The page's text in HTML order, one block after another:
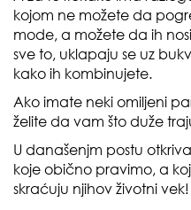
kojom ne možete da
mode, a možete da ih
sve to, uklapaju se uz
kako ih kombinujete.
Ako imate neki omiljeni
želite da vam što duže
U današenjm postu
koje obično pravimo, a
skraćuju njihov životni vek!